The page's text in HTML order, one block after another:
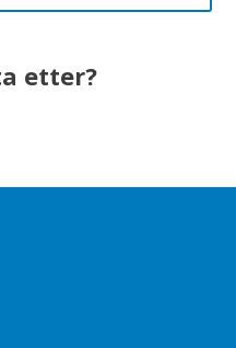
etter?